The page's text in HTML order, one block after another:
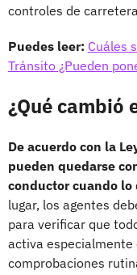
controles de
Puedes leer: Cuáles
Tránsito ¿Pueden
¿Qué cambió
De acuerdo con la
pueden quedarse
conductor cuando
lugar, los agentes
para verificar que
activa especialmente
comprobaciones